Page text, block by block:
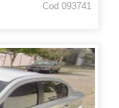
Cod 093741